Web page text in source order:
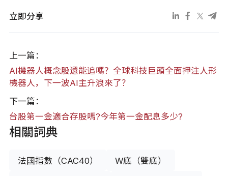
立即分享
上一篇：
AI機器人概念股還能追嗎？全球科技巨頭全面押注人形
機器人，下一波AI主升浪來了？
下一篇：
台股第一金適合存股嗎?今年第一金配息多少?
相關詞典
法國指數（CAC40） W底（雙底）